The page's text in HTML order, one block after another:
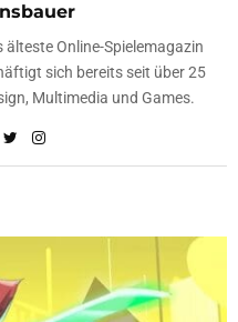
Online-Spielemagazin
sich bereits seit über 25
Multimedia und Games.